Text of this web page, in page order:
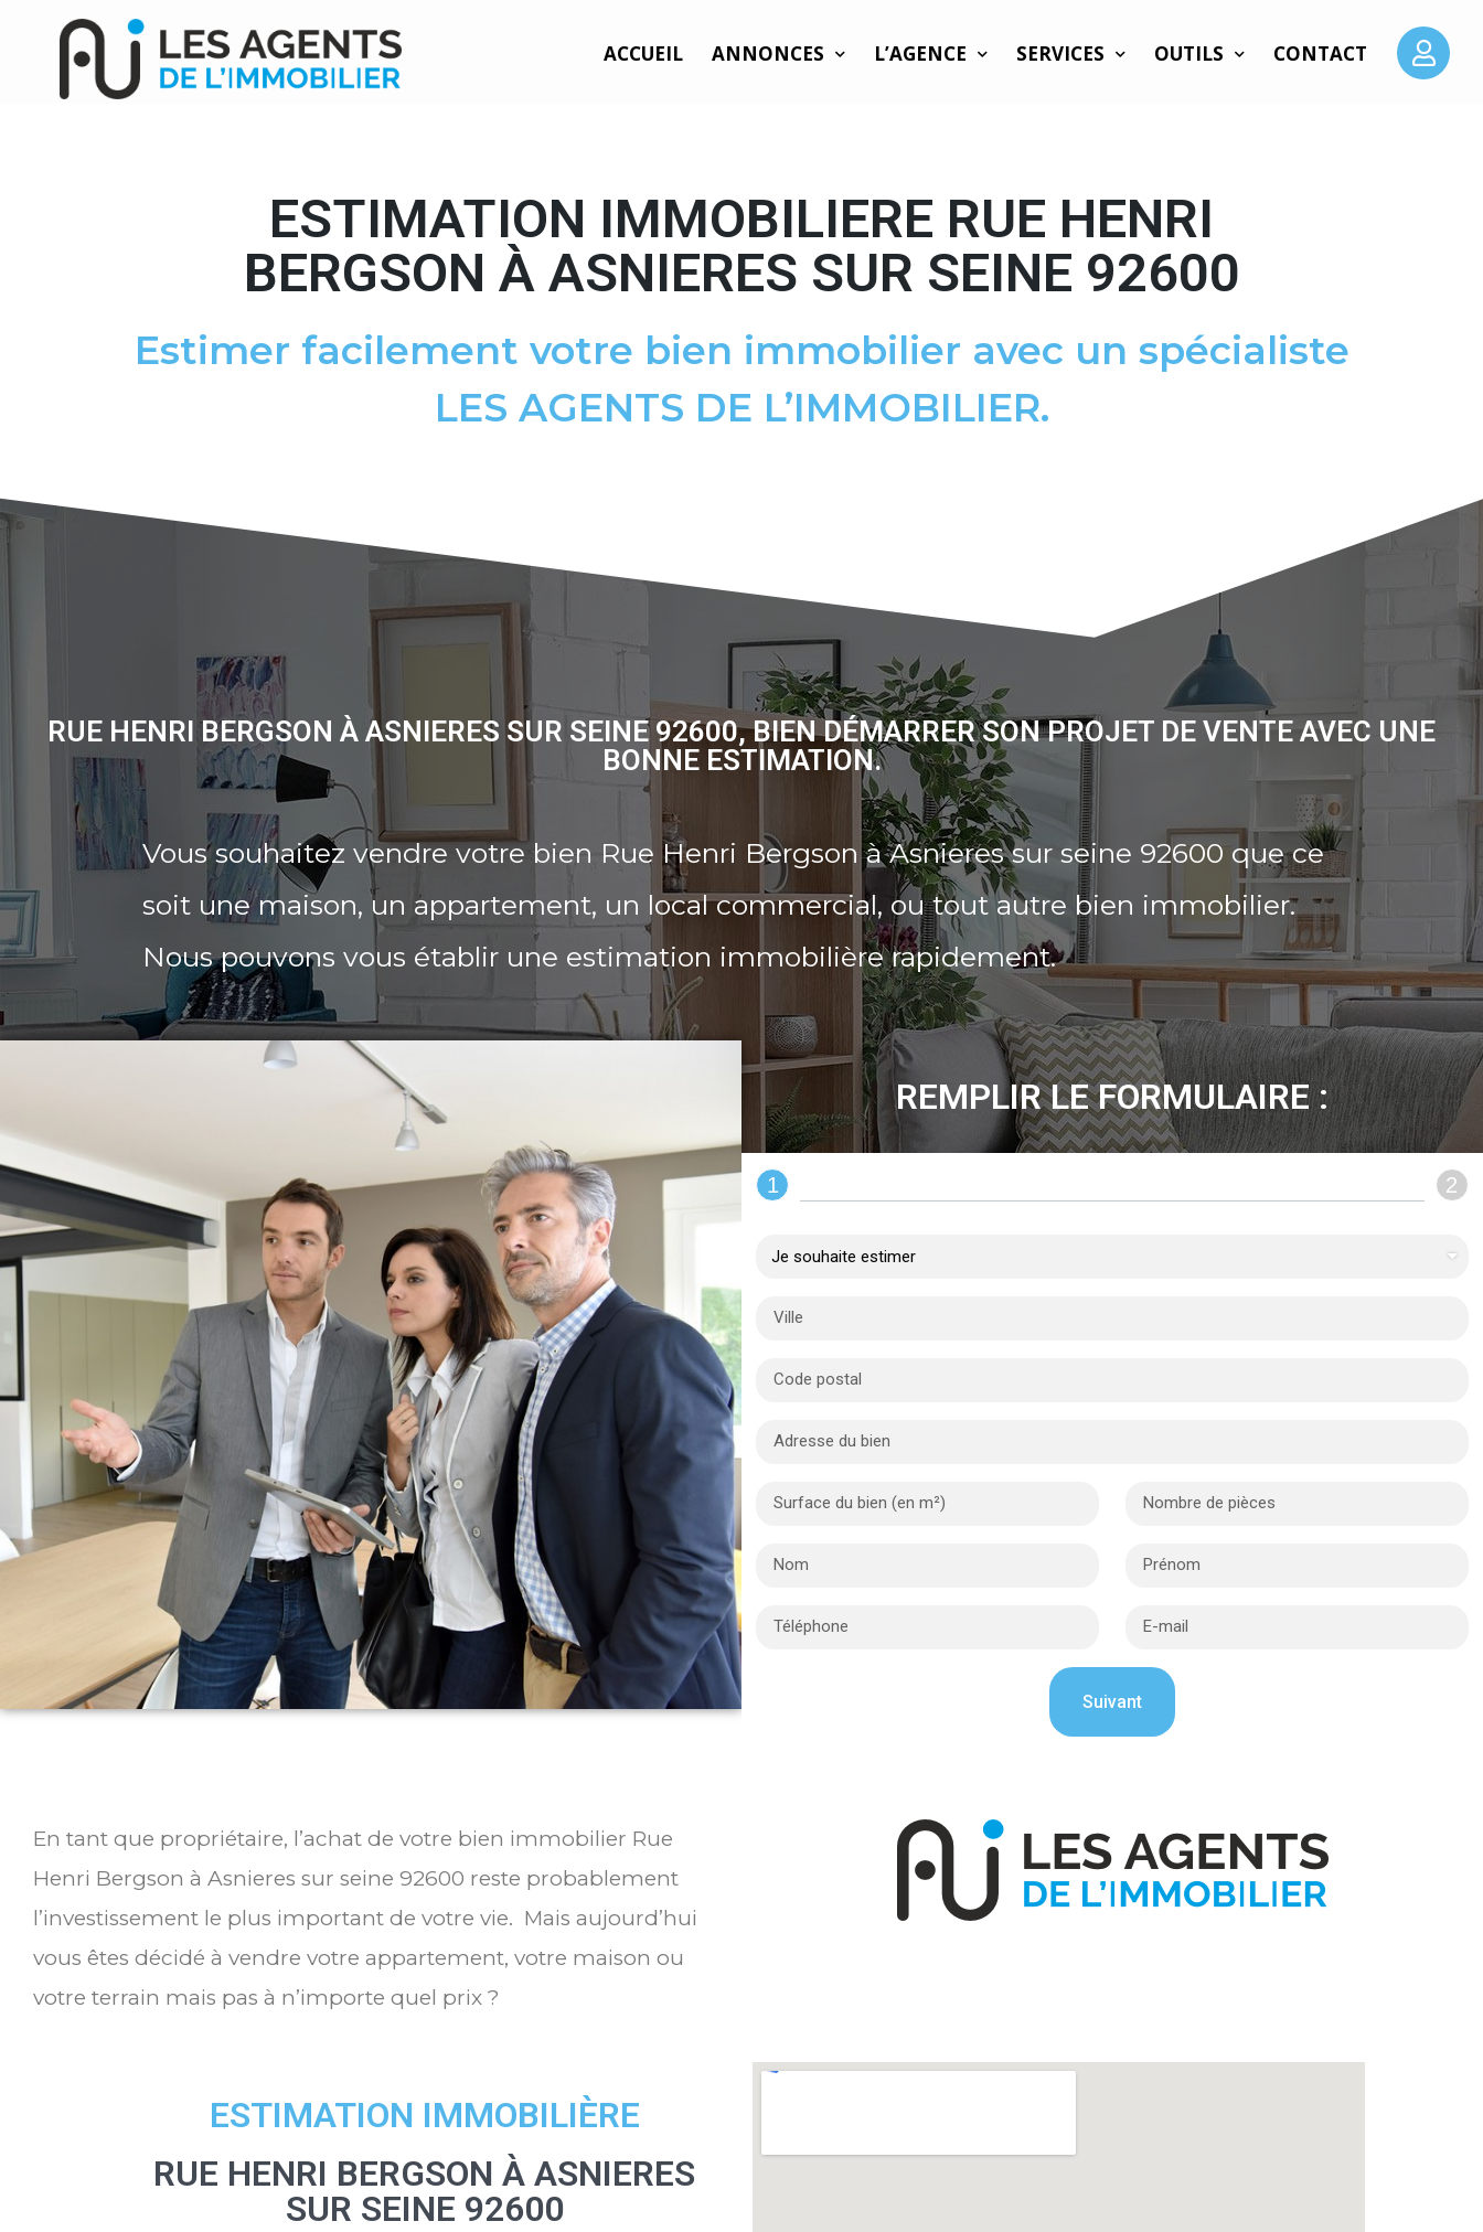
ACCUEIL ANNONCES L’AGENCE SERVICES OUTILS CONTACT
ESTIMATION IMMOBILIERE RUE HENRI
BERGSON À ASNIERES SUR SEINE 92600
Estimer facilement votre bien immobilier avec un spécialiste
LES AGENTS DE L’IMMOBILIER.
RUE HENRI BERGSON À ASNIERES SUR SEINE 92600, BIEN DÉMARRER SON PROJET DE VENTE AVEC UNE
BONNE ESTIMATION.
Vous souhaitez vendre votre bien Rue Henri Bergson à Asnieres sur seine 92600 que ce
soit une maison, un appartement, un local commercial, ou tout autre bien immobilier.
Nous pouvons vous établir une estimation immobilière rapidement.
REMPLIR LE FORMULAIRE :
1 2
En tant que propriétaire, l’achat de votre bien immobilier Rue
Henri Bergson à Asnieres sur seine 92600 reste probablement
l’investissement le plus important de votre vie. Mais aujourd’hui
vous êtes décidé à vendre votre appartement, votre maison ou
votre terrain mais pas à n’importe quel prix ?
ESTIMATION IMMOBILIÈRE
RUE HENRI BERGSON À ASNIERES
SUR SEINE 92600